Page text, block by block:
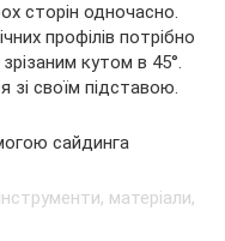
сторін одночасно.
профілів потрібно
кутом в 45°.
зі своїм підставою.
сайдинга